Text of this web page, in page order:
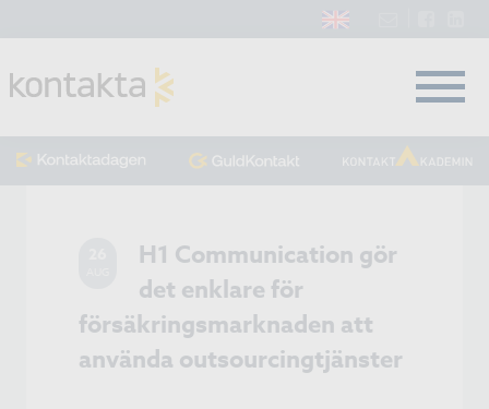
H1 Communication gör
det enklare för
försäkringsmarknaden att
använda outsourcingtjänster